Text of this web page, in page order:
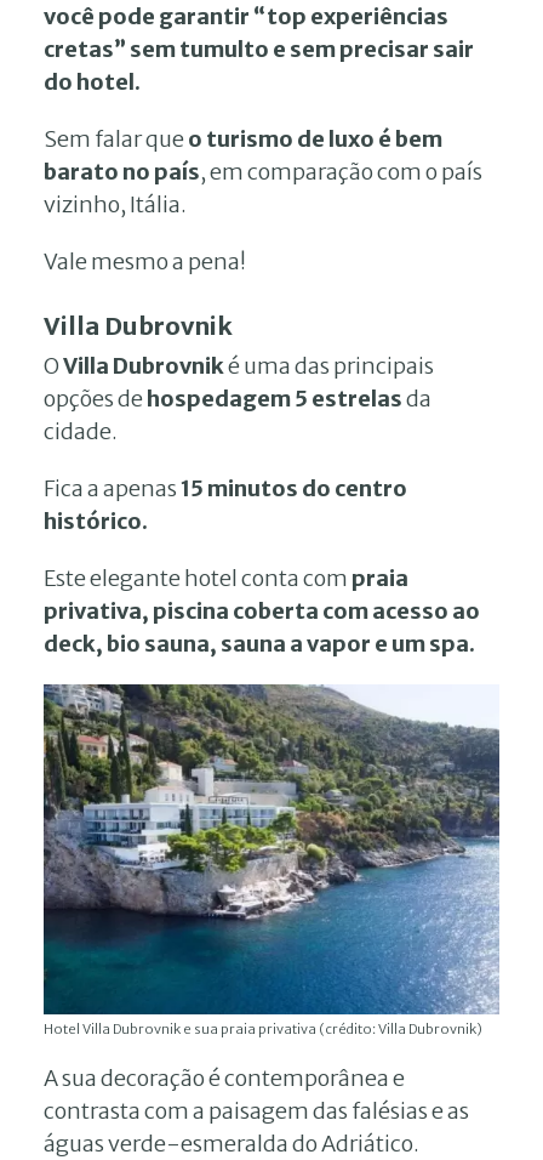
você pode garantir “top experiências
cretas” sem tumulto e sem precisar sair
do hotel.
Sem falar queo turismo de luxo é bem
barato no país, em comparação com o país
vizinho, Itália.
Vale mesmo a pena!
Villa Dubrovnik
OVilla Dubrovniké uma das principais
opções dehospedagem 5 estrelasda
cidade.
Fica a apenas15 minutos do centro
histórico.
Este elegante hotel conta com praia
privativa, piscina coberta com acesso ao
deck, bio sauna, sauna a vapor e um spa.
Hotel Villa Dubrovnik e sua praia privativa (crédito: Villa Dubrovnik)
A sua decoração é contemporânea e
contrasta com a paisagem das falésias e as
águas verde-esmeralda do Adriático.